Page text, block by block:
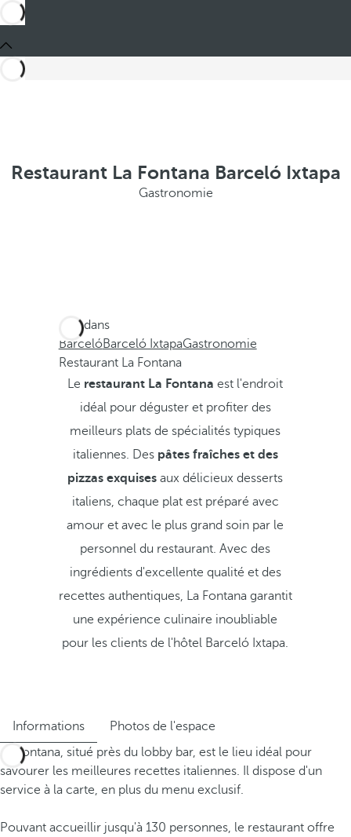
Restaurant La Fontana Barceló Ixtapa
Gastronomie
Ces dans
BarcelóBarceló IxtapaGastronomie
Restaurant La Fontana
Le restaurant La Fontana est l'endroit
idéal pour déguster et profiter des
meilleurs plats de spécialités typiques
italiennes. Des pâtes fraîches et des
pizzas exquises aux délicieux desserts
italiens, chaque plat est préparé avec
amour et avec le plus grand soin par le
personnel du restaurant. Avec des
ingrédients d'excellente qualité et des
recettes authentiques, La Fontana garantit
une expérience culinaire inoubliable
pour les clients de l'hôtel Barceló Ixtapa.
Informations
Photos de l'espace
La Fontana, situé près du lobby bar, est le lieu idéal pour
savourer les meilleures recettes italiennes. Il dispose d'un
service à la carte, en plus du menu exclusif.
Pouvant accueillir jusqu'à 130 personnes, le restaurant offre